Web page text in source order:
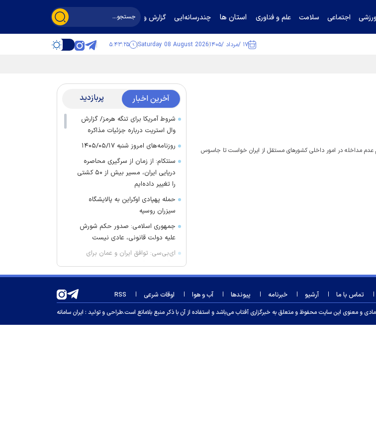
اجتماعی سلامت علم و فناوری استان ها چندرسانه‌ایی گزارش و گفت‌وگو
۱۷ /مرداد /۱۴۰۵ Saturday 08 August 2026 ۵:۴۳:۲۵
مداخله در امور داخلی کشور‌های مستقل از ایران خواست تا جاسوس
آخرین اخبار پربازدید
شروط آمریکا برای تنگه هرمز/ گزارش
وال استریت درباره جزئیات مذاکره
روزنامه‌های امروز شنبه ۱۴۰۵/۰۵/۱۷
سنتکام: از زمان از سرگیری محاصره
دریایی ایران، مسیر بیش از ۵۰ کشتی
را تغییر داده‌ایم
حمله پهپادی اوکراین به پالایشگاه
سیزران روسیه
جمهوری اسلامی: صدور حکم شورش
علیه دولت قانونی، عادی نیست
ای‌بی‌سی: توافق ایران و عمان برای
بازگشایی تنگه هرمز ۶۰ روزه است
مقام آمریکایی: اجازه نمی‌دهیم ایران
در تنگه هرمز عوارض بگیرد
نیویورک‌تایمز: جنگ برنامه هسته‌ای
ایران را متوقف نکرده است
تماس با ما آرشیو خبرنامه پیوندها آب و هوا اوقات شرعی RSS
و معنوی این سایت محفوظ و متعلق به خبرگزاری آفتاب می‌باشد و استفاده از آن با ذکر منبع بلامانع است.طراحی و تولید : ایران سامانه